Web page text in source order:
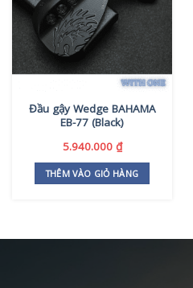
Đầu gậy Wedge BAHAMA
EB-77 (Black)
5.940.000 ₫
THÊM VÀO GIỎ HÀNG